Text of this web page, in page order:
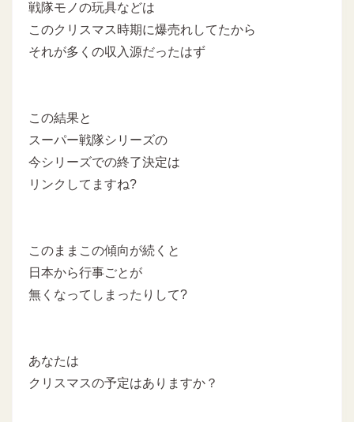
戦隊モノの玩具などは
このクリスマス時期に爆売れしてたから
それが多くの収入源だったはず
この結果と
スーパー戦隊シリーズの
今シリーズでの終了決定は
リンクしてますね?
このままこの傾向が続くと
日本から行事ごとが
無くなってしまったりして?
あなたは
クリスマスの予定はありますか？